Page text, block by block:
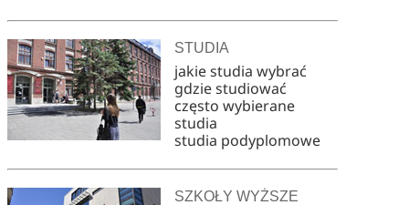
STUDIA
jakie studia wybrać
gdzie studiować
często wybierane
studia
studia podyplomowe
SZKOŁY WYŻSZE